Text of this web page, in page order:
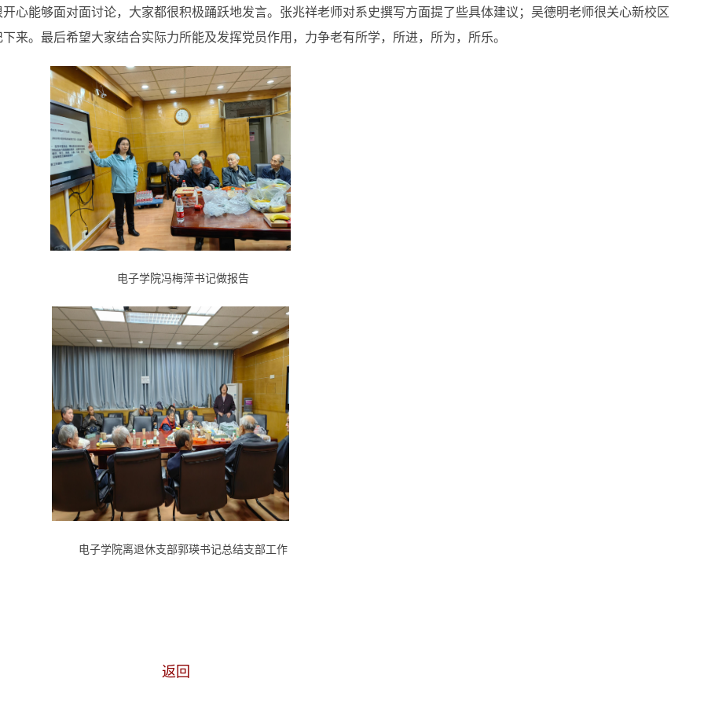
心能够面对面讨论，大家都很积极踊跃地发言。张兆祥老师对系史撰写方面提了些具体建议；吴德明老师很关心新校区
来。最后希望大家结合实际力所能及发挥党员作用，力争老有所学，所进，所为，所乐。
电子学院冯梅萍书记做报告
电子学院离退休支部郭瑛书记总结支部工作
返回